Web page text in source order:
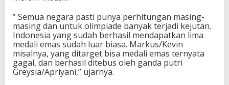
e
n
e
l
a
s
” Semua negara pasti punya perhitungan masing-
masing dan untuk olimpiade banyak terjadi kejutan.
Indonesia yang sudah berhasil mendapatkan lima
medali emas sudah luar biasa. Markus/Kevin
misalnya, yang ditarget bisa medali emas ternyata
gagal, dan berhasil ditebus oleh ganda putri
Greysia/Apriyani,” ujarnya.